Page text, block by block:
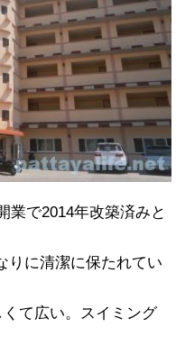
業で2014年改築済みと
りに清潔に保たれてい
て広い。スイミング